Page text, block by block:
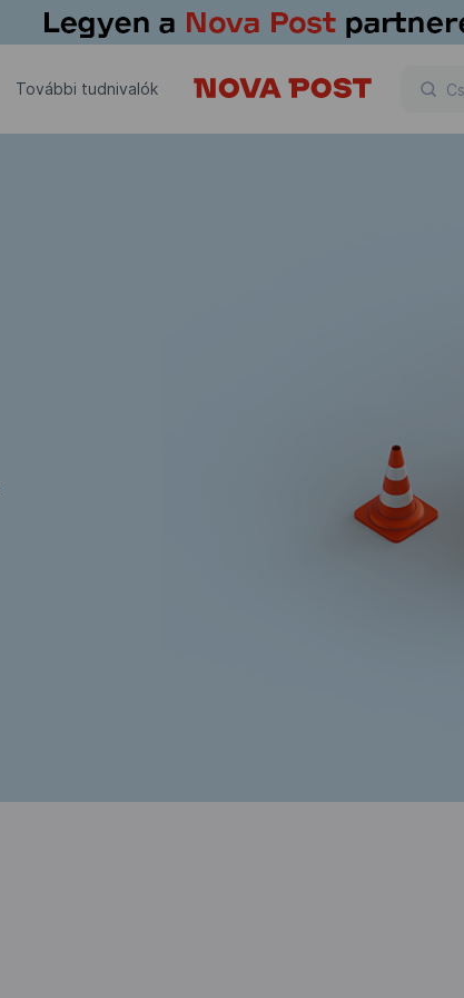
További tudnivalók